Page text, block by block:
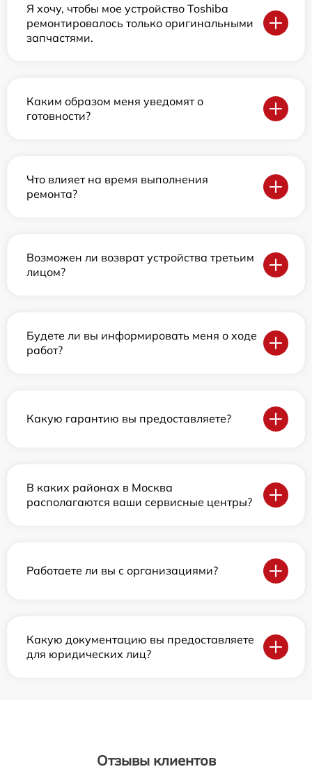
Я хочу, чтобы мое устройство Toshiba
ремонтировалось только оригинальными
запчастями.
Каким образом меня уведомят о
готовности?
Что влияет на время выполнения
ремонта?
Возможен ли возврат устройства третьим
лицом?
Будете ли вы информировать меня о ходе
работ?
Какую гарантию вы предоставляете?
В каких районах в Москва
располагаются ваши сервисные центры?
Работаете ли вы с организациями?
Какую документацию вы предоставляете
для юридических лиц?
Отзывы клиентов